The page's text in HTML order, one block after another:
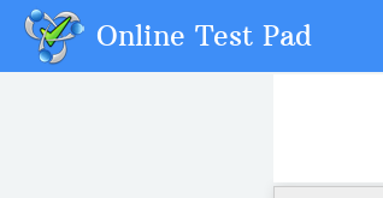
Online Test Pad